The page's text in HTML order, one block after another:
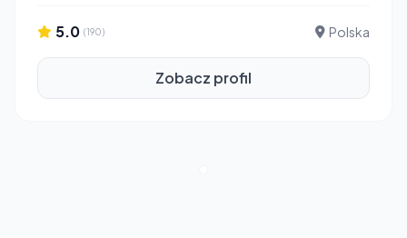
5.0 (190) Polska
Zobacz profil